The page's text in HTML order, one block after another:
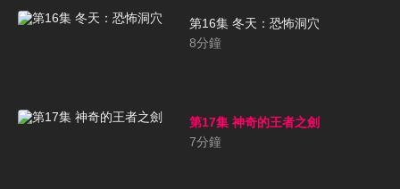
第16集 冬天：恐怖洞穴
8分鐘
第17集 神奇的王者之劍
7分鐘